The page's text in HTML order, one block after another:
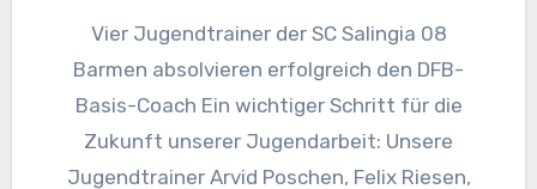
Vier Jugendtrainer der SC Salingia 08
Barmen absolvieren erfolgreich den DFB-
Basis-Coach Ein wichtiger Schritt für die
Zukunft unserer Jugendarbeit: Unsere
Jugendtrainer Arvid Poschen, Felix Riesen,